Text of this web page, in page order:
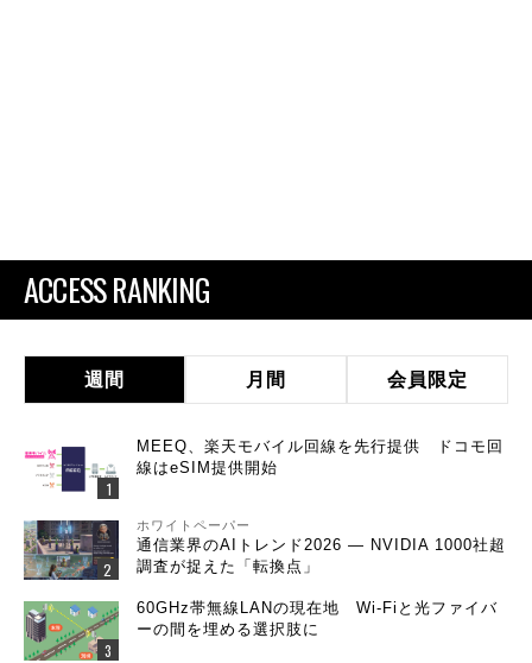
ACCESS RANKING
週間 月間 会員限定
MEEQ、楽天モバイル回線を先行提供 ドコモ回
線はeSIM提供開始
ホワイトペーパー
通信業界のAIトレンド2026 ― NVIDIA 1000社超
調査が捉えた「転換点」
60GHz帯無線LANの現在地 Wi-Fiと光ファイバ
ーの間を埋める選択肢に